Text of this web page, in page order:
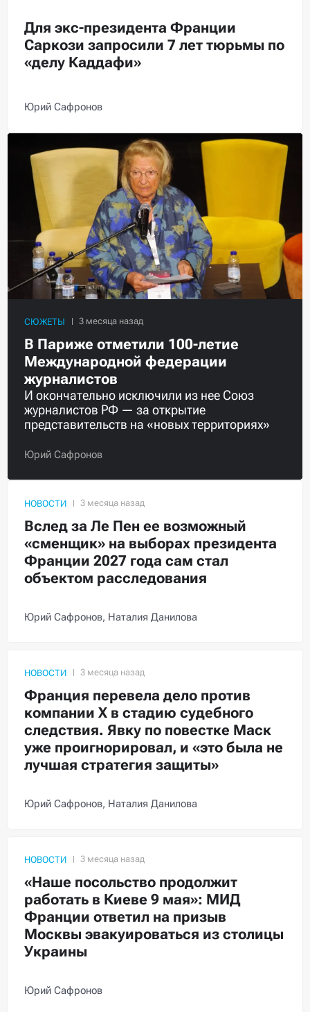
Для экс-президента Франции
Саркози запросили 7 лет тюрьмы по
«делу Каддафи»
Юрий Сафронов
СЮЖЕТЫ
В Париже отметили 100-летие
Международной федерации
журналистов
И окончательно исключили из нее Союз
журналистов РФ — за открытие
представительств на «новых территориях»
Юрий Сафронов
НОВОСТИ
Вслед за Ле Пен ее возможный
«сменщик» на выборах президента
Франции 2027 года сам стал
объектом расследования
Юрий Сафронов, Наталия Данилова
НОВОСТИ
Франция перевела дело против
компании X в стадию судебного
следствия. Явку по повестке Маск
уже проигнорировал, и «это была не
лучшая стратегия защиты»
Юрий Сафронов, Наталия Данилова
НОВОСТИ
«Наше посольство продолжит
работать в Киеве 9 мая»: МИД
Франции ответил на призыв
Москвы эвакуироваться из столицы
Украины
Юрий Сафронов